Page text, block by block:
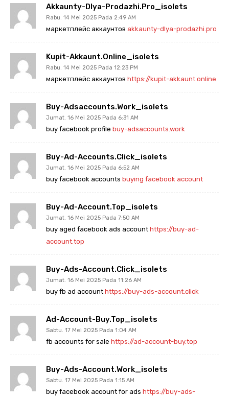
Akkaunty-Dlya-Prodazhi.pro_isolets
Rabu. 14 Mei 2025 Pada 2:49 AM
маркетплейс аккаунтов akkaunty-dlya-prodazhi.pro
Kupit-Akkaunt.online_isolets
Rabu. 14 Mei 2025 Pada 12:23 PM
маркетплейс аккаунтов https://kupit-akkaunt.online
Buy-Adsaccounts.work_isolets
Jumat. 16 Mei 2025 Pada 6:31 AM
buy facebook profile buy-adsaccounts.work
Buy-Ad-Accounts.click_isolets
Jumat. 16 Mei 2025 Pada 6:52 AM
buy facebook accounts buying facebook account
Buy-Ad-Account.top_isolets
Jumat. 16 Mei 2025 Pada 7:50 AM
buy aged facebook ads account https://buy-ad-
account.top
Buy-Ads-Account.click_isolets
Jumat. 16 Mei 2025 Pada 11:26 AM
buy fb ad account https://buy-ads-account.click
Ad-Account-Buy.top_isolets
Sabtu. 17 Mei 2025 Pada 1:04 AM
fb accounts for sale https://ad-account-buy.top
Buy-Ads-Account.work_isolets
Sabtu. 17 Mei 2025 Pada 1:15 AM
buy facebook account for ads https://buy-ads-